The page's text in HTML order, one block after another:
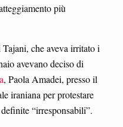
più
che aveva irritato i
avevano deciso di
, Paola Amadei, presso il
iraniana per protestare
“irresponsabili”.